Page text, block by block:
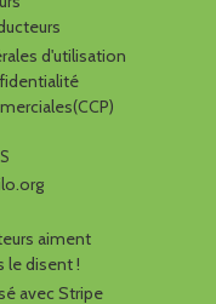
d'utilisation
aiment
le disent !
avec Stripe